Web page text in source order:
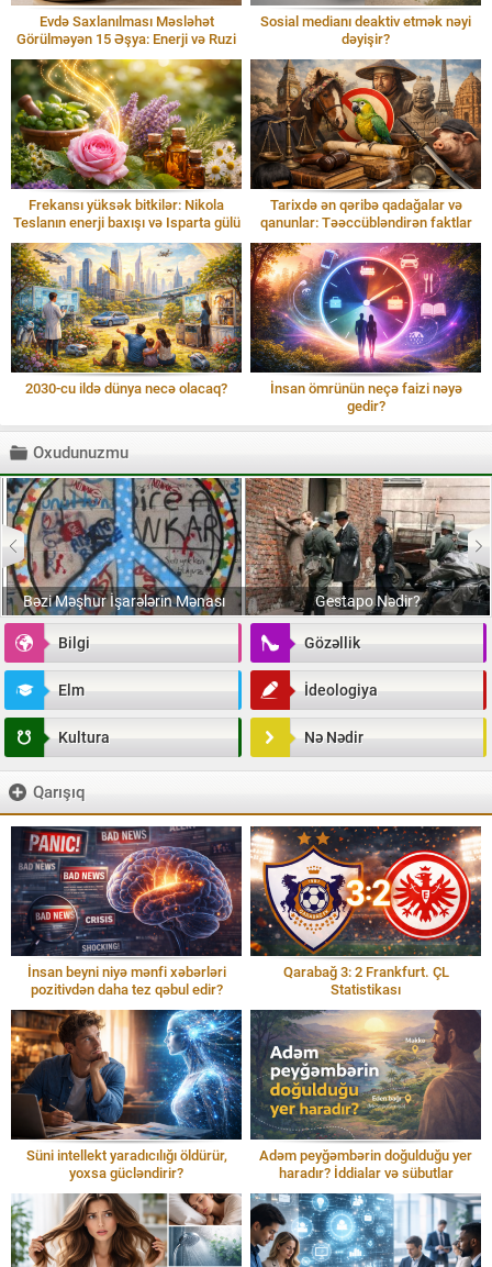
Evdə Saxlanılması Məsləhət
Görülməyən 15 Əşya: Enerji və Ruzi
Sosial medianı deaktiv etmək nəyi
dəyişir?
Frekansı yüksək bitkilər: Nikola
Teslanın enerji baxışı və Isparta gülü
Tarixdə ən qəribə qadağalar və
qanunlar: Təəccübləndirən faktlar
2030-cu ildə dünya necə olacaq?
İnsan ömrünün neçə faizi nəyə
gedir?
Oxudunuzmu
Bəzi Məşhur İşarələrin Mənası Gestapo Nədir?
Bilgi Gözəllik
Elm İdeologiya
Kultura Nə Nədir
Qarışıq
İnsan beyni niyə mənfi xəbərləri
pozitivdən daha tez qəbul edir?
Qarabağ 3: 2 Frankfurt. ÇL
Statistikası
Süni intellekt yaradıcılığı öldürür,
yoxsa gücləndirir?
Adəm peyğəmbərin doğulduğu yer
haradır? İddialar və sübutlar